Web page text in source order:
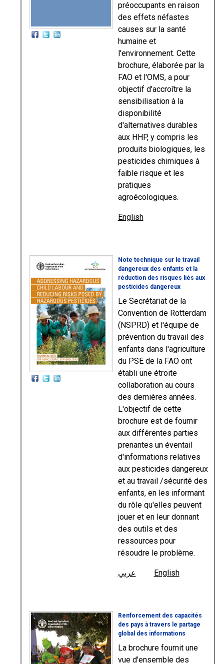
préoccupants en raison
des effets néfastes
causes sur la santé
humaine et
l'environnement. Cette
brochure, élaborée par la
FAO et l'OMS, a pour
objectif d'accroître la
sensibilisation à la
disponibilité
d'alternatives durables
aux HHP, y compris les
produits biologiques, les
pesticides chimiques à
faible risque et les
pratiques
agroécologiques.
English
Note technique sur le travail
dangereux des enfants et la
réduction des risques liés aux
pesticides dangereux
Le Secrétariat de la
Convention de Rotterdam
(NSPRD) et l'équipe de
prévention du travail des
enfants dans l'agriculture
du PSE de la FAO ont
établi une étroite
collaboration au cours
des dernières années.
L'objectif de cette
brochure est de fournir
aux différentes parties
prenantes un éventail
d'informations relatives
aux pesticides dangereux
et au travail /sécurité des
enfants, en les informant
du rôle qu'elles peuvent
jouer et en leur donnant
des outils et des
ressources pour
résoudre le problème.
عربي English
Renforcement des capacités
des pays à travers le partage
global des informations
La brochure fournit une
vue d'ensemble des